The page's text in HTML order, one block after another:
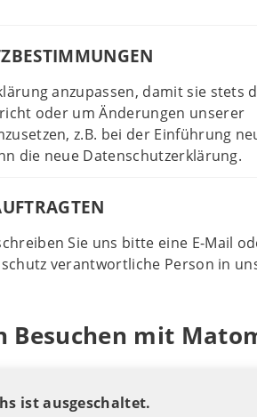
anzupassen, damit sie stets
oder um Änderungen unserer
z.B. bei der Einführung
die neue Datenschutzerklärung.
Sie uns bitte eine E-Mail
verantwortliche Person in
Besuchen mit
ist ausgeschaltet.